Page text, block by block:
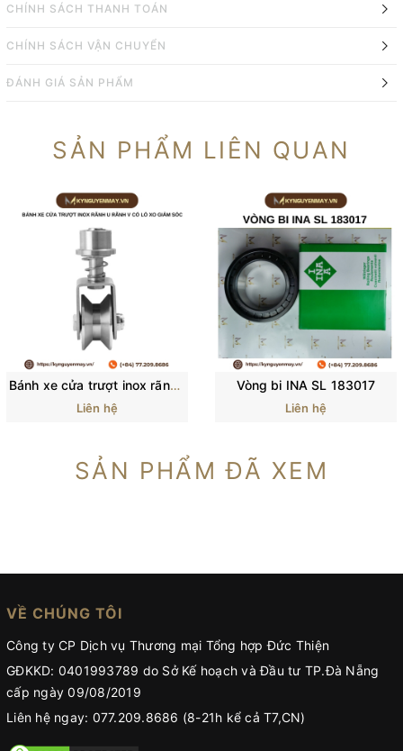
CHÍNH SÁCH THANH TOÁN
CHÍNH SÁCH VẬN CHUYỂN
ĐÁNH GIÁ SẢN PHẨM
SẢN PHẨM LIÊN QUAN
Bánh xe cửa trượt inox rãnh U rãnh V có lò xo giảm sóc
Liên hệ
Vòng bi INA SL 183017
Liên hệ
SẢN PHẨM ĐÃ XEM
VỀ CHÚNG TÔI
Công ty CP Dịch vụ Thương mại Tổng hợp Đức Thiện
GĐKKD: 0401993789 do Sở Kế hoạch và Đầu tư TP.Đà Nẵng
cấp ngày 09/08/2019
Liên hệ ngay: 077.209.8686 (8-21h kể cả T7,CN)